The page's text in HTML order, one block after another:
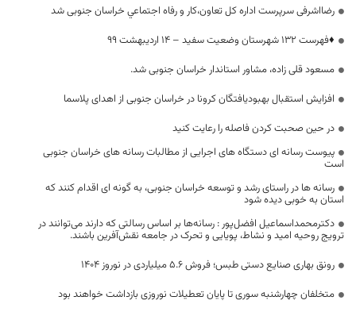
رضااشرفی سرپرست اداره کل تعاون،کار و رفاه اجتماعي خراسان جنوبی شد
♦️فهرست ۱۳۲ شهرستان وضعیت سفید – ۱۴ اردیبهشت ۹۹
مسعود قلی زاده، مشاور استاندار خراسان جنوبی شد.
افزایش استقبال بهبودیافتگان کرونا در خراسان جنوبی از اهدای پلاسما
در حین صحبت کردن فاصله را رعایت کنید
پیوست رسانه ای دستگاه های اجرایی از مطالبات رسانه های خراسان جنوبی
است
رسانه ها در راستای رشد و توسعه خراسان جنوبی، به گونه ای اقدام کنند که
استان به خوبی دیده شود
دکترمحمداسماعیل افضل‌پور : رسانه‌ها بر اساس رسالتی که دارند می‌توانند در
ترویج روحیه امید و نشاط، پویایی و تحرک در جامعه نقش‌آفرین باشند.
رونق بهاری صنایع دستی طبس؛ فروش ۵.۶ میلیاردی در نوروز ۱۴۰۴
متخلفان چهارشنبه سوری تا پایان تعطیلات نوروزی بازداشت خواهند بود